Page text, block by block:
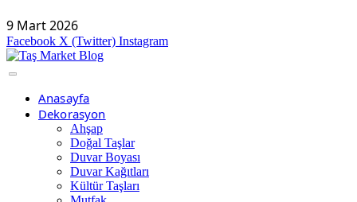
9 Mart 2026
Facebook X (Twitter) Instagram
Anasayfa
Dekorasyon
Ahşap
Doğal Taşlar
Duvar Boyası
Duvar Kağıtları
Kültür Taşları